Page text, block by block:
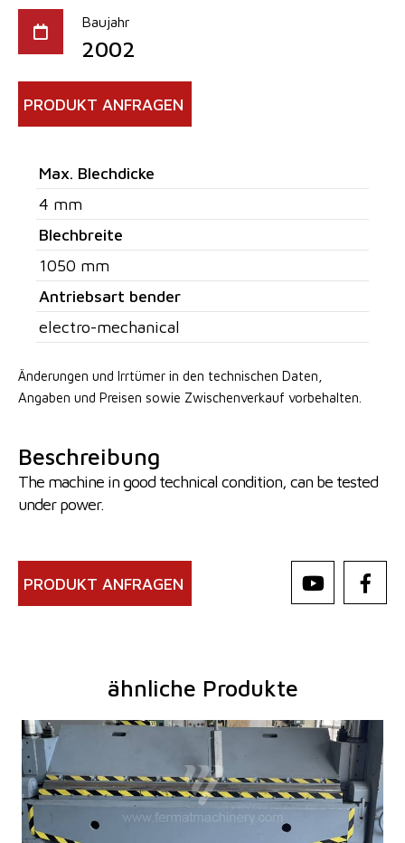
Baujahr
2002
PRODUKT ANFRAGEN
Max. Blechdicke
4 mm
Blechbreite
1050 mm
Antriebsart bender
electro-mechanical
Änderungen und Irrtümer in den technischen Daten,
Angaben und Preisen sowie Zwischenverkauf vorbehalten.
Beschreibung
The machine in good technical condition, can be tested
under power.
PRODUKT ANFRAGEN
ähnliche Produkte
Baujahr:
1989
Max. Blechdicke
4,5 mm
Blechbreite
2500 mm
Antriebsart bender
Hydraulický
Maschinenabmessungen L x B x H3890x2000x2400 mm
Hauptmotorleistung
10,07 kW
Maschinengewicht